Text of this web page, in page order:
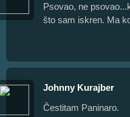
Psovao, ne
što sam iskren. Ma
Johnny Kurajber
Čestitam Paninaro.